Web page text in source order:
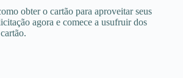
obter o cartão para aproveitar seus
agora e comece a usufruir dos